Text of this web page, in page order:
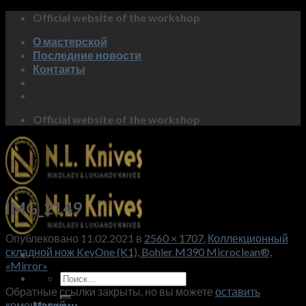
Skip
content
Official website of the workshop
О мастерской
Последние новости
Контакты
Official website of the workshop
Искать:
IMG_2149
Опублековано 11.02.2021 в 2560 × 1707, Коллекционный
складной нож KeyOne (K1), Bohler M390 Microclean®,
«Mirror»
Обратные ссылки закрыты, но вы можете оставить